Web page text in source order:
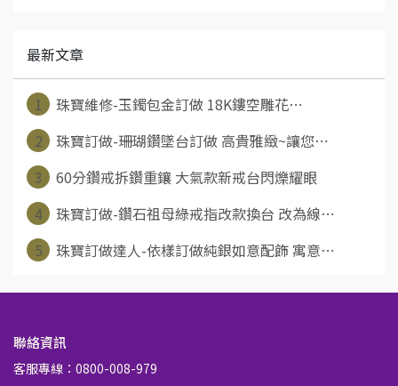
最新文章
1
珠寶維修-玉鐲包金訂做 18K鏤空雕花⋯
2
珠寶訂做-珊瑚鑽墜台訂做 高貴雅緻~讓您⋯
3
60分鑽戒拆鑽重鑲 大氣款新戒台閃爍耀眼
4
珠寶訂做-鑽石祖母綠戒指改款換台 改為線⋯
5
珠寶訂做達人-依樣訂做純銀如意配飾 寓意⋯
聯絡資訊
客服專線：0800-008-979